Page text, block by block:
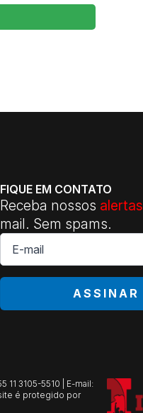
FIQUE EM CONTATO
Receba nossos alertas
mail. Sem spams.
E-
mail
ASSINAR
11 3105-5510 | E-mail:
é protegido por